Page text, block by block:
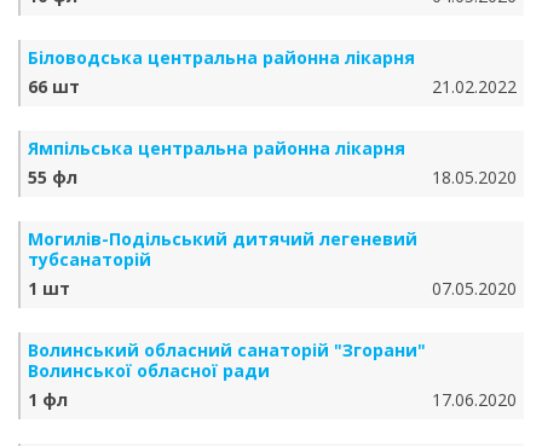
Біловодська центральна районна лікарня
66 шт
21.02.2022
Ямпільська центральна районна лікарня
55 фл
18.05.2020
Могилів-Подільський дитячий легеневий
тубсанаторій
1 шт
07.05.2020
Волинський обласний санаторій "Згорани"
Волинської обласної ради
1 фл
17.06.2020